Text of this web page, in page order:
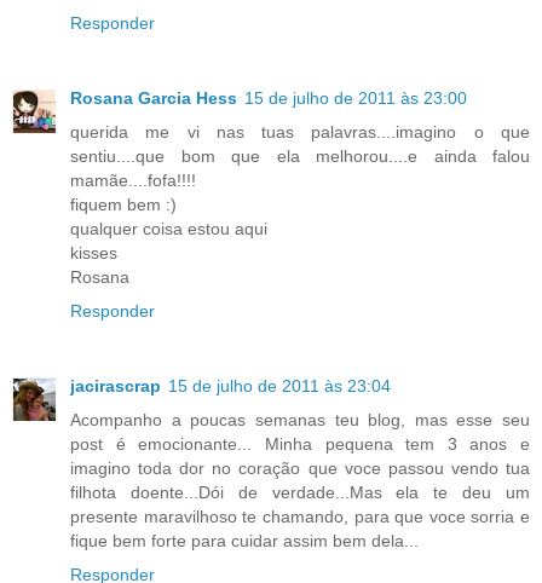
Responder
Rosana Garcia Hess 15 de julho de 2011 às 23:00
querida me vi nas tuas palavras....imagino o que
sentiu....que bom que ela melhorou....e ainda falou
mamãe....fofa!!!!
fiquem bem :)
qualquer coisa estou aqui
kisses
Rosana
Responder
jacirascrap 15 de julho de 2011 às 23:04
Acompanho a poucas semanas teu blog, mas esse seu
post é emocionante... Minha pequena tem 3 anos e
imagino toda dor no coração que voce passou vendo tua
filhota doente...Dói de verdade...Mas ela te deu um
presente maravilhoso te chamando, para que voce sorria e
fique bem forte para cuidar assim bem dela...
Responder